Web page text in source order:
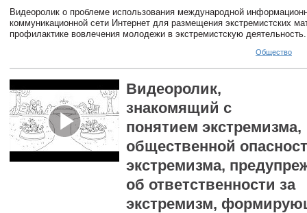
Видеоролик о проблеме использования международной
коммуникационной сети Интернет для размещения экстремистских
профилактике вовлечения молодежи в экстремистскую деятельность.
Общество
Видеоролик,
знакомящий с
понятием экстремизма,
общественной
экстремизма,
об ответственности за
экстремизм,